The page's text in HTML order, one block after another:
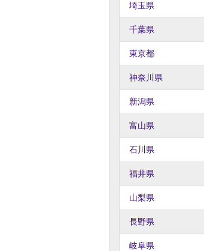
埼玉県
千葉県
東京都
神奈川県
新潟県
富山県
石川県
福井県
山梨県
長野県
岐阜県